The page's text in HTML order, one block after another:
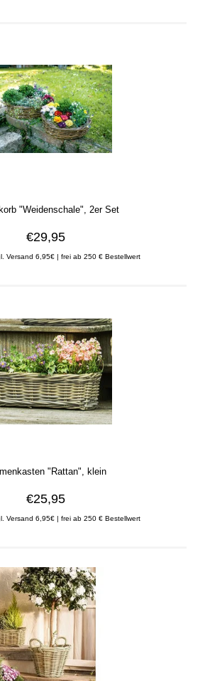
"Weidenschale", 2er Set
€29,95
Versand 6,95€ | frei ab 250 € Bestellwert
"Rattan", klein
€25,95
Versand 6,95€ | frei ab 250 € Bestellwert